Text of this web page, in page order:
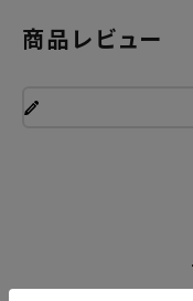
商品レビュー